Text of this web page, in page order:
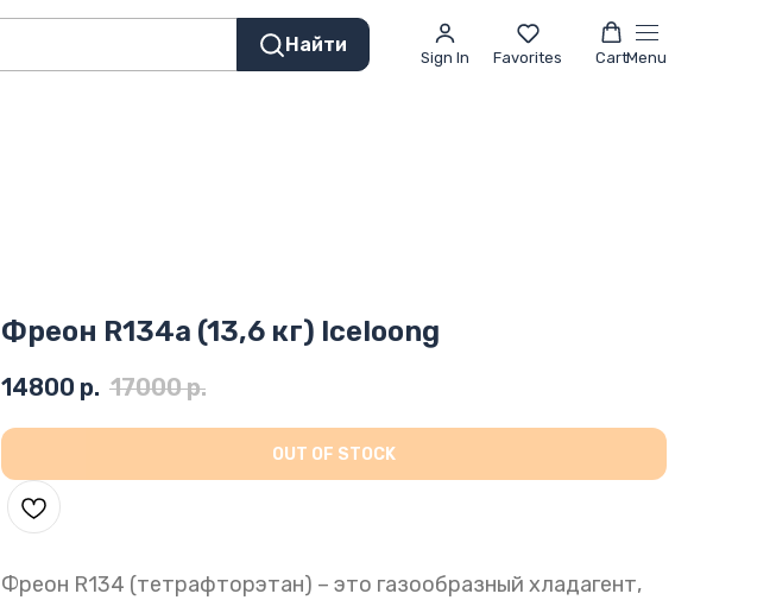
Найти
Sign In Favorites CartMenu
Фреон R134a (13,6 кг) Iceloong
14800 р. 17000р.
OUT OF STOCK
Фреон R134 (тетрафторэтан) – это газообразный хладагент,